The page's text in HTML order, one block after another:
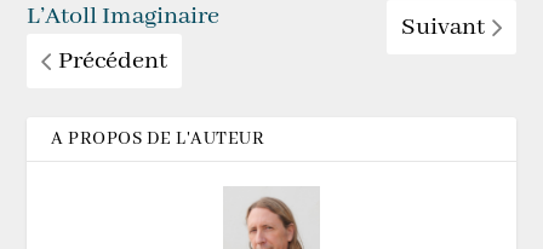
L’Atoll Imaginaire
Précédent
Suivant
A PROPOS DE L'AUTEUR